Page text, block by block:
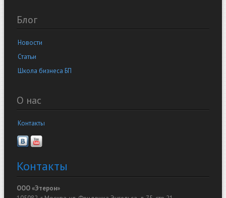
Блог
Новости
Статьи
Школа бизнеса БП
О нас
Контакты
Контакты
ООО «Этерон»